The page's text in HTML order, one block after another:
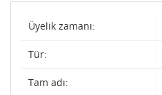
Üyelik zamanı:
Tür:
Tam adı: